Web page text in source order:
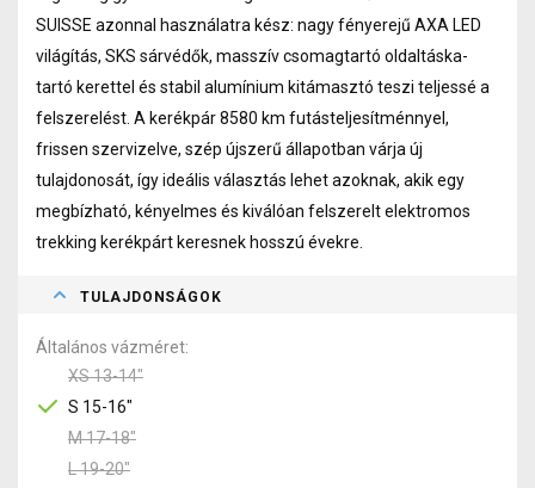
SUISSE azonnal használatra kész: nagy fényerejű AXA LED
világítás, SKS sárvédők, masszív csomagtartó oldaltáska-
tartó kerettel és stabil alumínium kitámasztó teszi teljessé a
felszerelést. A kerékpár 8580 km futásteljesítménnyel,
frissen szervizelve, szép újszerű állapotban várja új
tulajdonosát, így ideális választás lehet azoknak, akik egy
megbízható, kényelmes és kiválóan felszerelt elektromos
trekking kerékpárt keresnek hosszú évekre.
TULAJDONSÁGOK
Általános vázméret
XS 13-14"
S 15-16"
M 17-18"
L 19-20"